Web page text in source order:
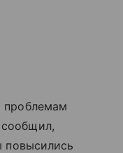
проблемам
повысились